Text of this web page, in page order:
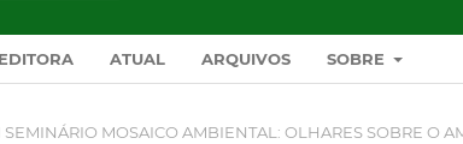
ATUAL ARQUIVOS SOBRE
SEMINÁRIO MOSAICO AMBIENTAL: OLHARES SOBRE O